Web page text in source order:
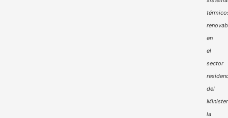
en
el
sector
del
la